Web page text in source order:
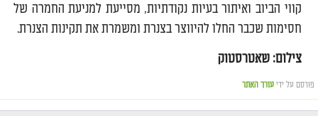
קווי הביוב ואיתור בעיות נקודתיות, מסייעת למניעת החמרה של
חסימות שכבר החלו להיווצר בצנרת ומשמרת את תקינות הצנרת.
צילום: שאטרסטוק
פורסם על ידי עורך האתר